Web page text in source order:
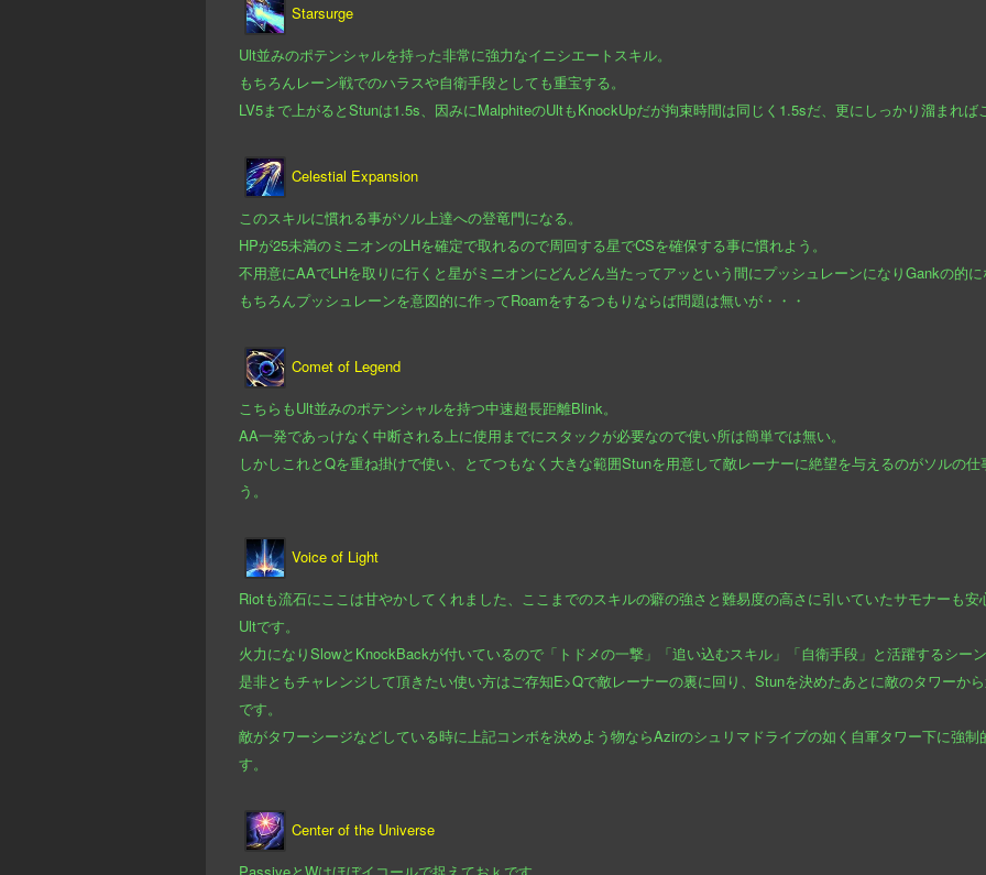
Starsurge
Ult並みのポテンシャルを持った非常に強力なイニシエートスキル。
もちろんレーン戦でのハラスや自衛手段としても重宝する。
LV5まで上がるとStunは1.5s、因みにMalphiteのUltもKnockUpだが拘束時間は同じく1.5sだ、更にしっかり溜まれば
Celestial Expansion
このスキルに慣れる事がソル上達への登竜門になる。
HPが25未満のミニオンのLHを確定で取れるので周回する星でCSを確保する事に慣れよう。
不用意にAAでLHを取りに行くと星がミニオンにどんどん当たってアッという間にプッシュレーンになりGankの的に
もちろんプッシュレーンを意図的に作ってRoamをするつもりならば問題は無いが・・・
Comet of Legend
こちらもUlt並みのポテンシャルを持つ中速超長距離Blink。
AA一発であっけなく中断される上に使用までにスタックが必要なので使い所は簡単では無い。
しかしこれとQを重ね掛けで使い、とてつもなく大きな範囲Stunを用意して敵レーナーに絶望を与えるのがソルの
う。
Voice of Light
Riotも流石にここは甘やかしてくれました、ここまでのスキルの癖の強さと難易度の高さに引いていたサモナーも
Ultです。
火力になりSlowとKnockBackが付いているので「トドメの一撃」「追い込むスキル」「自衛手段」と活躍するシーン
是非ともチャレンジして頂きたい使い方はご存知E>Qで敵レーナーの裏に回り、Stunを決めたあとに敵のタワーか
です。
敵がタワーシージなどしている時に上記コンボを決めよう物ならAzirのシュリマドライブの如く自軍タワー下に強
す。
Center of the Universe